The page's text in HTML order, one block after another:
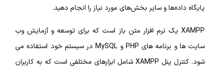
پایگاه داده‌ها و سایر بخش‌های مورد نیاز را انجام دهید.
XAMPP یک نرم افزار متن باز است که برای توسعه و آزمایش وب
سایت ها و برنامه های PHP و MySQL در سیستم خود استفاده می
شود. کنترل پنل XAMPP شامل ابزارهای مختلفی است که به کاربران